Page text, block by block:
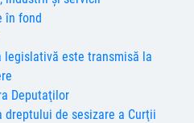
în fond
este transmisă la
Deputaţilor
dreptului de sesizare a Curţii